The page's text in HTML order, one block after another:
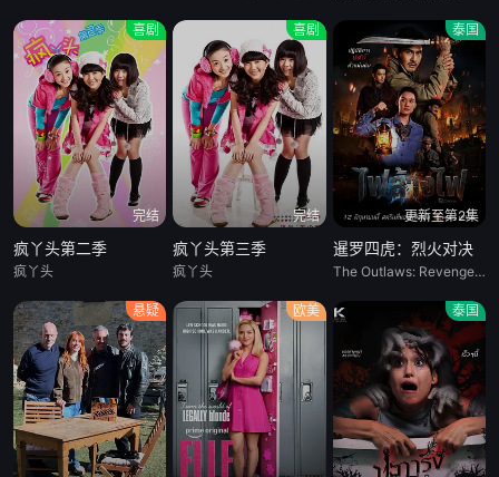
喜剧
完结
疯丫头第二季
疯丫头
喜剧
完结
疯丫头第三季
疯丫头
泰国
更新至第2集
暹罗四虎：烈火对决
The Outlaws: Revengeful Judgement
悬疑 欧美 泰国